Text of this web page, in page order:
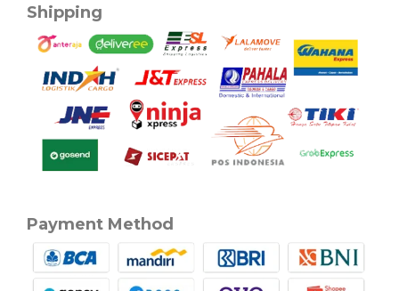
Shipping
Payment Method